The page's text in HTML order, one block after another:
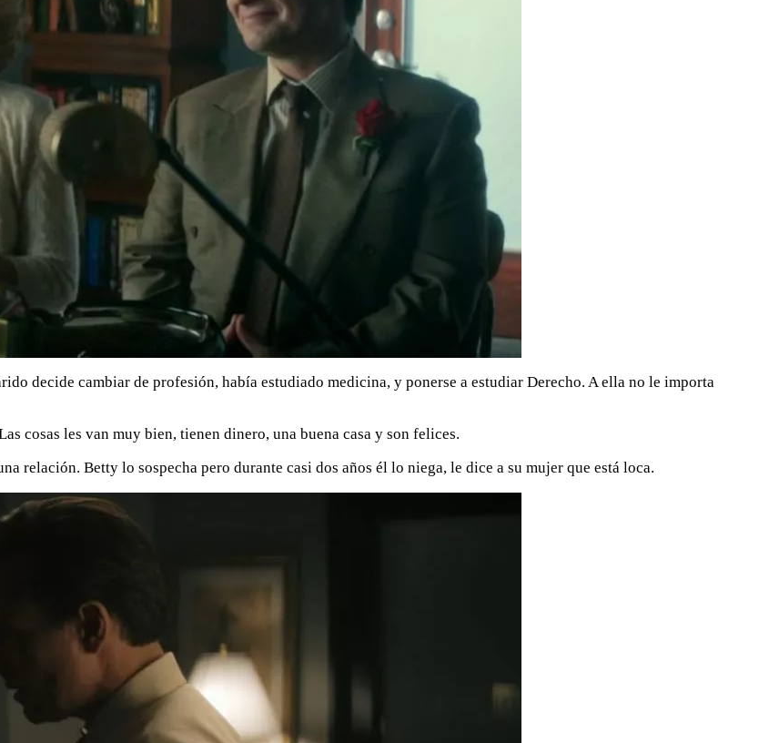
decide cambiar de profesión, había estudiado medicina, y ponerse a estudiar Derecho. A ella no le importa
cosas les van muy bien, tienen dinero, una buena casa y son felices.
relación. Betty lo sospecha pero durante casi dos años él lo niega, le dice a su mujer que está loca.